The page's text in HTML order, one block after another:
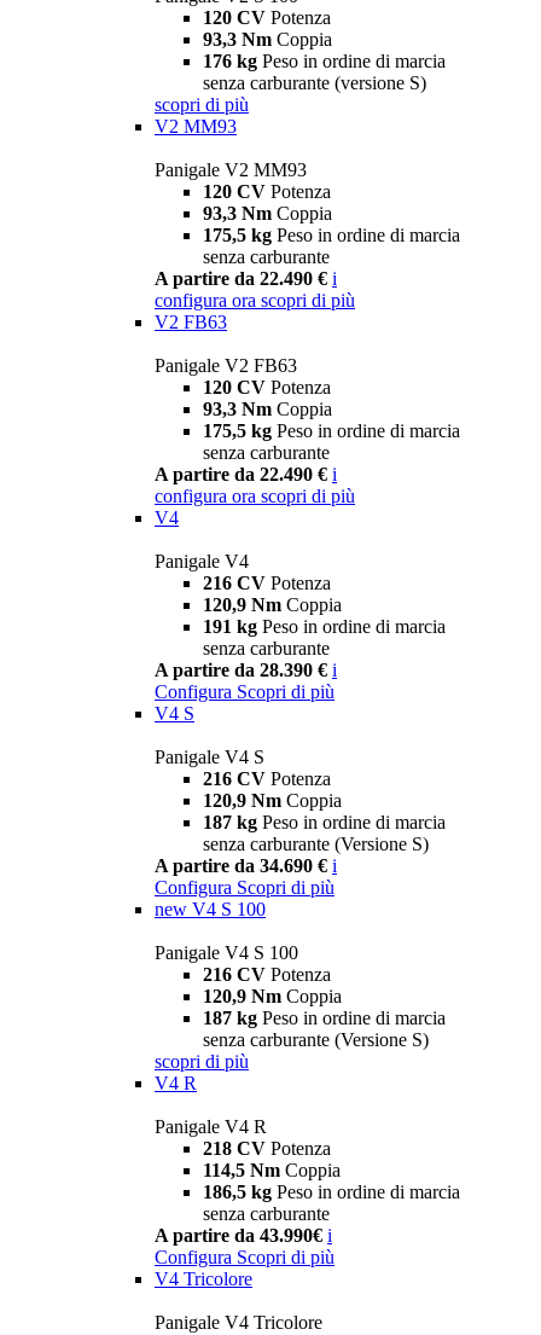
120 CV Potenza
93,3 Nm Coppia
176 kg Peso in ordine di marcia
senza carburante (versione S)
scopri di più
V2 MM93
Panigale V2 MM93
120 CV Potenza
93,3 Nm Coppia
175,5 kg Peso in ordine di marcia
senza carburante
A partire da 22.490 € i
configura ora scopri di più
V2 FB63
Panigale V2 FB63
120 CV Potenza
93,3 Nm Coppia
175,5 kg Peso in ordine di marcia
senza carburante
A partire da 22.490 € i
configura ora scopri di più
V4
Panigale V4
216 CV Potenza
120,9 Nm Coppia
191 kg Peso in ordine di marcia
senza carburante
A partire da 28.390 € i
Configura Scopri di più
V4 S
Panigale V4 S
216 CV Potenza
120,9 Nm Coppia
187 kg Peso in ordine di marcia
senza carburante (Versione S)
A partire da 34.690 € i
Configura Scopri di più
new V4 S 100
Panigale V4 S 100
216 CV Potenza
120,9 Nm Coppia
187 kg Peso in ordine di marcia
senza carburante (Versione S)
scopri di più
V4 R
Panigale V4 R
218 CV Potenza
114,5 Nm Coppia
186,5 kg Peso in ordine di marcia
senza carburante
A partire da 43.990€ i
Configura Scopri di più
V4 Tricolore
Panigale V4 Tricolore